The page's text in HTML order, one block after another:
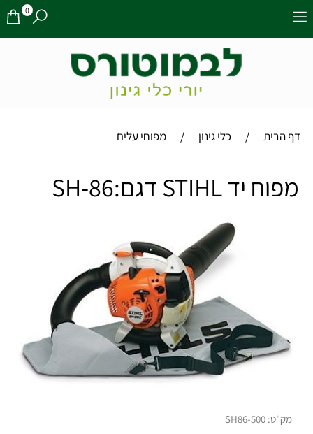
0
דף הבית / כלי גינון / מפוחי עלים
מפוח יד STIHL דגם:SH-86
מק"ט: 500-SH86